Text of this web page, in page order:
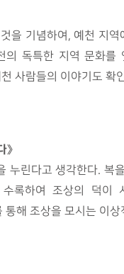
을 기념하여, 예천 지
독특한 지역 문화
사람들의 이야기도 확
》
린다고 생각한다. 복
하여 조상의 덕이
통해 조상을 모시는 이